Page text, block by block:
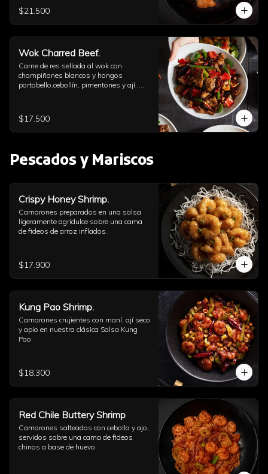
$21.500
Wok Charred Beef.
Carne de res sellada al wok con
champiñones blancos y hongos
portobello,cebollín, pimentones y ají.
$17.500
Pescados y Mariscos
Crispy Honey Shrimp.
Camarones preparados en una salsa
ligeramente agridulce sobre una cama
de fideos de arroz inflados.
$17.900
Kung Pao Shrimp.
Camarones crujientes con maní, ají seco
y apio en nuestra clásica Salsa Kung
Pao.
$18.300
Red Chile Buttery Shrimp
Camarones salteados con cebolla y ajo,
servidos sobre una cama de fideos
chinos a base de huevo.